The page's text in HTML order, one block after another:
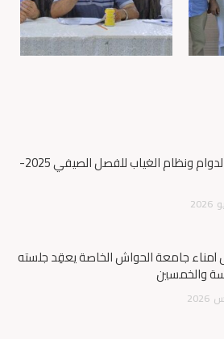
بداية الدوام ونظام الغياب للفصل الصيفي 2025-
2026
جامعة الحواش الخاصة يعقِد جلسته
والخمسين
2026